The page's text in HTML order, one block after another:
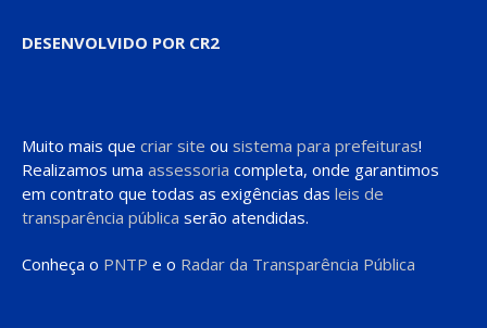
DESENVOLVIDO POR CR2
Muito mais que criar site ou sistema para prefeituras!
Realizamos uma assessoria completa, onde garantimos
em contrato que todas as exigências das leis de
transparência pública serão atendidas.
Conheça o PNTP e o Radar da Transparência Pública